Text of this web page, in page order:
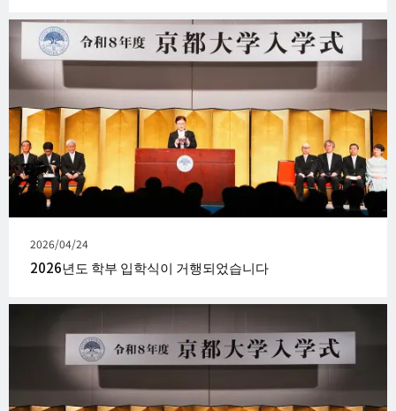
발
행
일
2026/04/24
2026년도 학부 입학식이 거행되었습니다